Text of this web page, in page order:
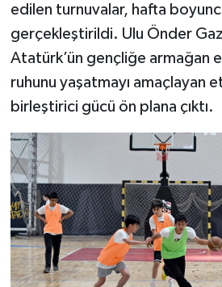
edilen turnuvalar, hafta
gerçekleştirildi. Ulu Önder
Atatürk’ün gençliğe armağan
ruhunu yaşatmayı amaçlayan
birleştirici gücü ön plana çıktı.